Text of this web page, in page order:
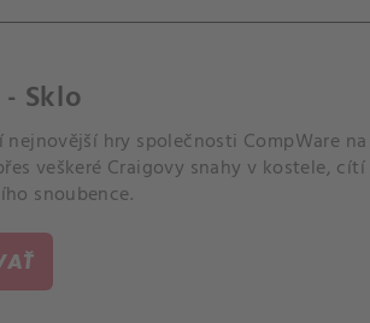
Sklo
nejnovější hry společnosti CompWare
veškeré Craigovy snahy v kostele,
snoubence.